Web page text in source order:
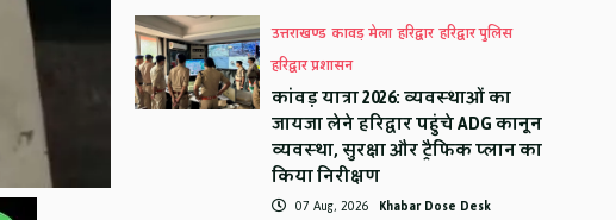
उत्तराखण्ड कावड़ मेला हरिद्वार हरिद्वार पुलिस
हरिद्वार प्रशासन
कांवड़ यात्रा 2026: व्यवस्थाओं का
जायजा लेने हरिद्वार पहुंचे ADG कानून
व्यवस्था, सुरक्षा और ट्रैफिक प्लान का
किया निरीक्षण
07 Aug, 2026 Khabar Dose Desk